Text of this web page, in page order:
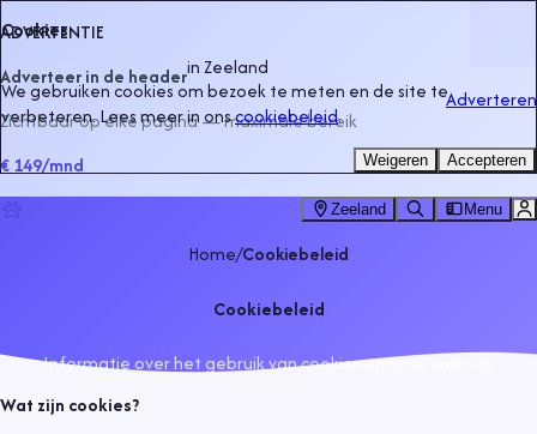
ADVERTENTIE
Adverteer in de headerinZeeland
Zichtbaar op elke pagina — maximale bereik
€ 149/mnd
Adverteren
Zeeland Menu
Home/Cookiebeleid
Cookiebeleid
Informatie over het gebruik van cookies op onze website
Wat zijn cookies?
Cookies
We gebruiken cookies om bezoek te meten en de site te
verbeteren. Lees meer in onscookiebeleid.
Weigeren Accepteren